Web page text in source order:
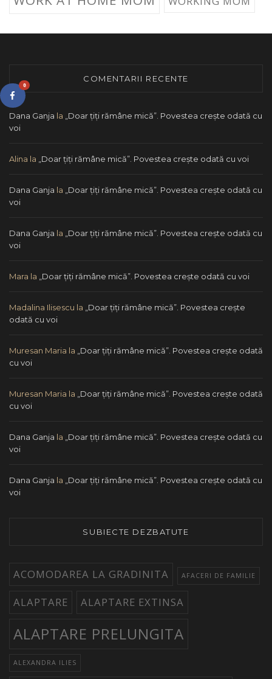
COMENTARII RECENTE
Dana Ganja la
„Doar ţiţi rămâne mică”. Povestea creşte odată cu
voi
Alina la „Doar ţiţi rămâne mică”. Povestea creşte odată cu voi
Dana Ganja la
„Doar ţiţi rămâne mică”. Povestea creşte odată cu
voi
Dana Ganja la
„Doar ţiţi rămâne mică”. Povestea creşte odată cu
voi
Mara la „Doar ţiţi rămâne mică”. Povestea creşte odată cu voi
Madalina Ilisescu la
„Doar ţiţi rămâne mică”. Povestea creşte
odată cu voi
Muresan Maria la
„Doar ţiţi rămâne mică”. Povestea creşte odată
cu voi
Muresan Maria la
„Doar ţiţi rămâne mică”. Povestea creşte odată
cu voi
Dana Ganja la
„Doar ţiţi rămâne mică”. Povestea creşte odată cu
voi
Dana Ganja la
„Doar ţiţi rămâne mică”. Povestea creşte odată cu
voi
SUBIECTE DEZBATUTE
ACOMODAREA LA GRADINITA AFACERI DE FAMILIE
ALAPTARE ALAPTARE EXTINSA
ALAPTARE PRELUNGITA
ALEXANDRA ILIES
0